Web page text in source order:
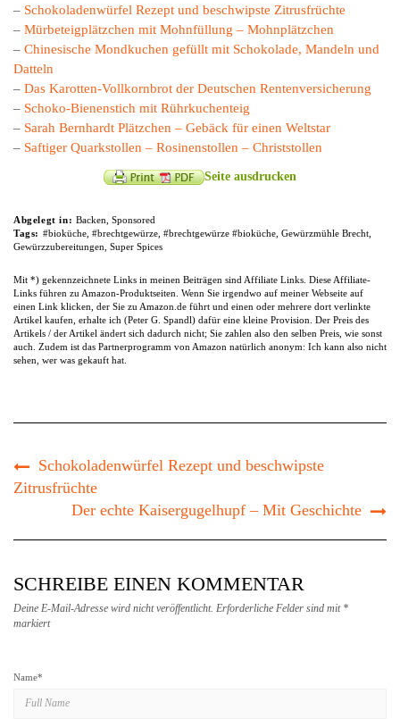
– Schokoladenwürfel Rezept und beschwipste Zitrusfrüchte
– Mürbeteigplätzchen mit Mohnfüllung – Mohnplätzchen
– Chinesische Mondkuchen gefüllt mit Schokolade, Mandeln und
Datteln
– Das Karotten-Vollkornbrot der Deutschen Rentenversicherung
– Schoko-Bienenstich mit Rührkuchenteig
– Sarah Bernhardt Plätzchen – Gebäck für einen Weltstar
– Saftiger Quarkstollen – Rosinenstollen – Christstollen
Seite ausdrucken
Abgelegt in: Backen Sponsored
Tags: #bioküche, #brechtgewürze, #brechtgewürze #bioküche, Gewürzmühle Brecht,
Gewürzzubereitungen Super Spices
Mit *) gekennzeichnete Links in meinen Beiträgen sind Affiliate Links. Diese Affiliate-
Links führen zu Amazon-Produktseiten. Wenn Sie irgendwo auf meiner Webseite auf
einen Link klicken, der Sie zu Amazon.de führt und einen oder mehrere dort verlinkte
Artikel kaufen, erhalte ich (Peter G. Spandl) dafür eine kleine Provision. Der Preis des
Artikels / der Artikel ändert sich dadurch nicht; Sie zahlen also den selben Preis, wie sonst
auch. Zudem ist das Partnerprogramm von Amazon natürlich anonym: Ich kann also nicht
sehen, wer was gekauft hat.
Schokoladenwürfel Rezept und beschwipste
Zitrusfrüchte
Der echte Kaisergugelhupf – Mit Geschichte
SCHREIBE EINEN KOMMENTAR
Deine E-Mail-Adresse wird nicht veröffentlicht. Erforderliche Felder sind mit *
markiert
Name*